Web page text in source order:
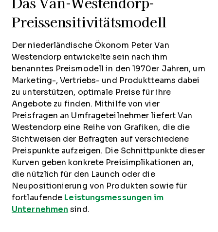
Preissensitivitätsmodell
Der niederländische Ökonom Peter Van
Westendorp entwickelte sein nach ihm
benanntes Preismodell in den 1970er Jahren, um
Marketing-, Vertriebs- und Produktteams dabei
zu unterstützen, optimale Preise für ihre
Angebote zu finden. Mithilfe von vier
Preisfragen an Umfrageteilnehmer liefert Van
Westendorp eine Reihe von Grafiken, die die
Sichtweisen der Befragten auf verschiedene
Preispunkte aufzeigen. Die Schnittpunkte dieser
Kurven geben konkrete Preisimplikationen an,
die nützlich für den Launch oder die
Neupositionierung von Produkten sowie für
fortlaufende Leistungsmessungen im
Unternehmen sind.